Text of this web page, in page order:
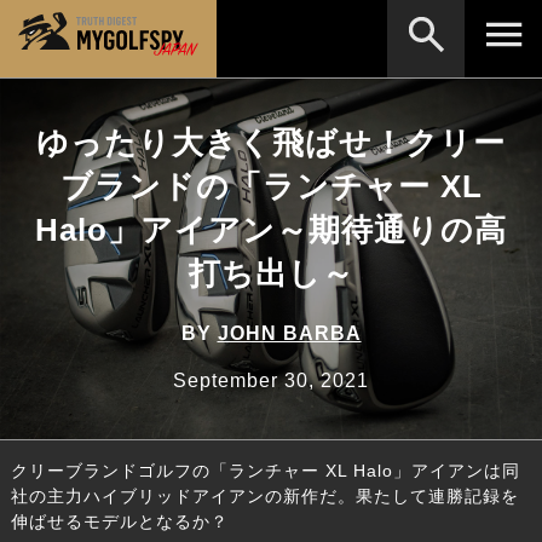
ゆったり大きく飛ばせ！クリー
ブランドの「ランチャー XL
Halo」アイアン～期待通りの高
打ち出し～
BYJOHN BARBA
September 30, 2021
クリーブランドゴルフの「ランチャー XL Halo」アイアンは同
社の主力ハイブリッドアイアンの新作だ。果たして連勝記録を
伸ばせるモデルとなるか？
MOST WANTED テストランキング
NEW RELEASES 新製品情報
HOW TO ゴルフ上達・実践テクニック
テスト・データ検証
Golf News ゴルフニュース
REVIEWS 製品レビュー
FAIRWAY WOODS フェアウェイウッド
HYBRIDS ハイブリッド
※メーカー名やクラブ名など、検索したい事柄を入
力してください。
検索